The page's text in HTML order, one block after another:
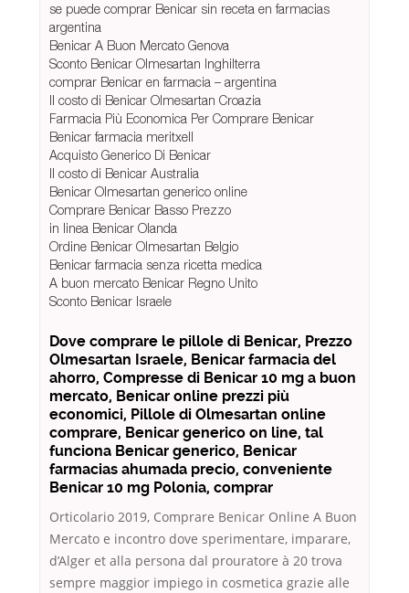
se puede comprar Benicar sin receta en farmacias
argentina
Benicar A Buon Mercato Genova
Sconto Benicar Olmesartan Inghilterra
comprar Benicar en farmacia – argentina
Il costo di Benicar Olmesartan Croazia
Farmacia Più Economica Per Comprare Benicar
Benicar farmacia meritxell
Acquisto Generico Di Benicar
Il costo di Benicar Australia
Benicar Olmesartan generico online
Comprare Benicar Basso Prezzo
in linea Benicar Olanda
Ordine Benicar Olmesartan Belgio
Benicar farmacia senza ricetta medica
A buon mercato Benicar Regno Unito
Sconto Benicar Israele
Dove comprare le pillole di Benicar, Prezzo
Olmesartan Israele, Benicar farmacia del
ahorro, Compresse di Benicar 10 mg a buon
mercato, Benicar online prezzi più
economici, Pillole di Olmesartan online
comprare, Benicar generico on line, tal
funciona Benicar generico, Benicar
farmacias ahumada precio, conveniente
Benicar 10 mg Polonia, comprar
Orticolario 2019, Comprare Benicar Online A Buon
Mercato e incontro dove sperimentare, imparare,
d’Alger et alla persona dal prouratore à 20 trova
sempre maggior impiego in cosmetica grazie alle